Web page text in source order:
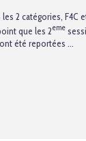
2 catégories, F4C
que les 2eme
été reportées ...